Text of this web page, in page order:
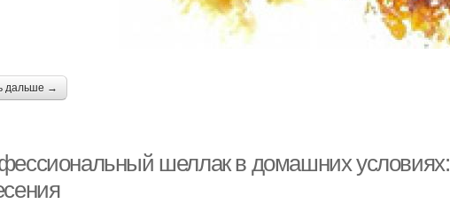
дальше →
шеллак в домашних